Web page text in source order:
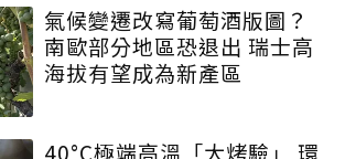
氣候變遷改寫葡萄酒版圖？
南歐部分地區恐退出 瑞士高
海拔有望成為新產區
40°C極端高溫「大烤驗」 環